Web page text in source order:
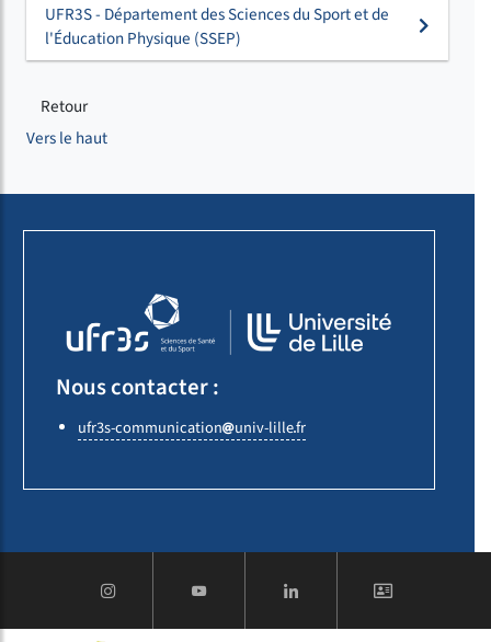
UFR3S - Département des Sciences du Sport et de
l'Éducation Physique (SSEP)
Retour
Vers le haut
Nous contacter :
ufr3s-communication univ-lillefr